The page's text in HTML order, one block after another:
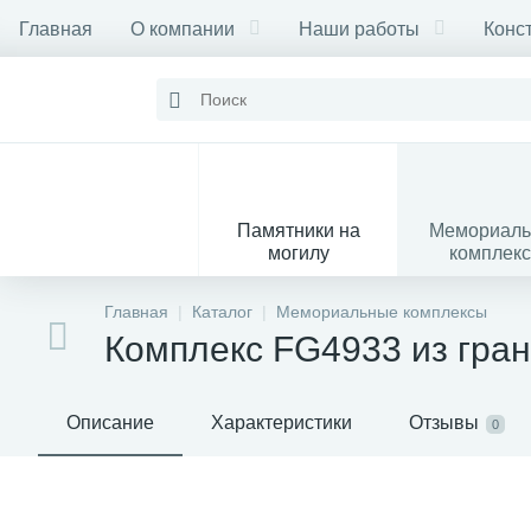
Главная О компании Наши работы
Памятники на
могилу
Главная Каталог Мемориальные комплексы
Комплекс FG4933 из
Описание Характеристики Отзывы 0